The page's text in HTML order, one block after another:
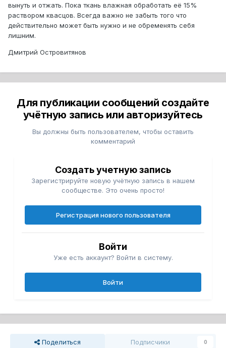
вынуть и отжать. Пока ткань влажная обработать её 15%
раствором квасцов. Всегда важно не забыть того что
действительно может быть нужно и не обременять себя
лишним.
Дмитрий Островитянов
Для публикации сообщений создайте
учётную запись или авторизуйтесь
Вы должны быть пользователем, чтобы оставить
комментарий
Создать учетную запись
Зарегистрируйте новую учётную запись в нашем
сообществе. Это очень просто!
Регистрация нового пользователя
Войти
Уже есть аккаунт? Войти в систему.
Войти
Поделиться Подписчики 0